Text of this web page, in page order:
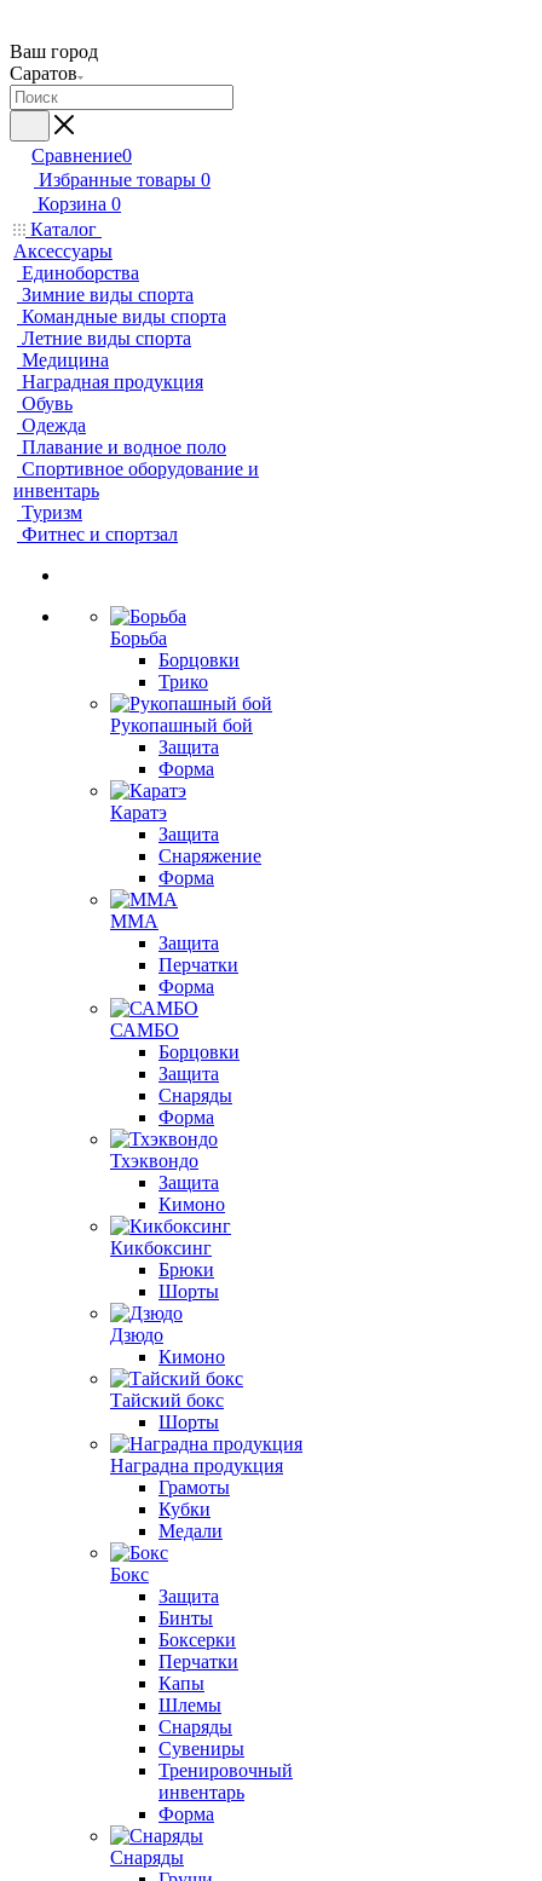
Ваш город
Саратов
Сравнение0
Избранные товары 0
Корзина 0
Каталог
Аксессуары
Единоборства
Зимние виды спорта
Командные виды спорта
Летние виды спорта
Медицина
Наградная продукция
Обувь
Одежда
Плавание и водное поло
Спортивное оборудование и
инвентарь
Туризм
Фитнес и спортзал
Борьба
Борцовки
Трико
Рукопашный бой
Защита
Форма
Каратэ
Защита
Снаряжение
Форма
ММА
Защита
Перчатки
Форма
САМБО
Борцовки
Защита
Снаряды
Форма
Тхэквондо
Защита
Кимоно
Кикбоксинг
Брюки
Шорты
Дзюдо
Кимоно
Тайский бокс
Шорты
Наградна продукция
Грамоты
Кубки
Медали
Бокс
Защита
Бинты
Боксерки
Перчатки
Капы
Шлемы
Снаряды
Сувениры
Тренировочный
инвентарь
Форма
Снаряды